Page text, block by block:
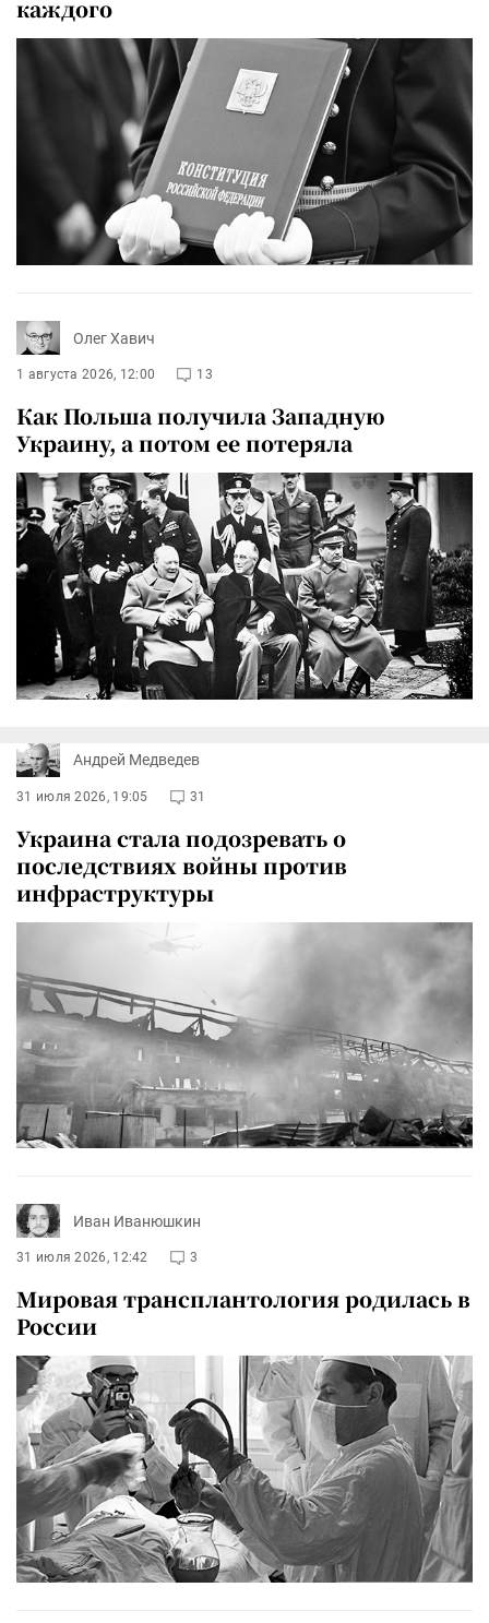
каждого
Олег Хавич
1 августа 2026, 12:00 13
Как Польша получила Западную
Украину, а потом ее потеряла
Андрей Медведев
31 июля 2026, 19:05 31
Украина стала подозревать о
последствиях войны против
инфраструктуры
Иван Иванюшкин
31 июля 2026, 12:42 3
Мировая трансплантология родилась в
России